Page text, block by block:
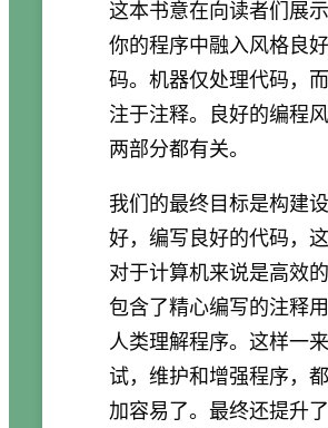
这本书意在向读者们展
你的程序中融入风格良
码。机器仅处理代码，
注于注释。良好的编程
两部分都有关。
我们的最终目标是构建
好，编写良好的代码，
对于计算机来说是高效
包含了精心编写的注释
人类理解程序。这样一
试，维护和增强程序，
加容易了。最终还提升